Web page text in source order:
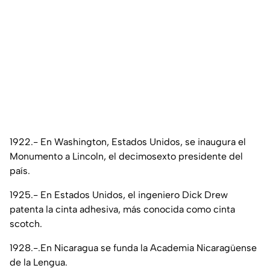
1922.- En Washington, Estados Unidos, se inaugura el
Monumento a Lincoln, el decimosexto presidente del
país.
1925.- En Estados Unidos, el ingeniero Dick Drew
patenta la cinta adhesiva, más conocida como cinta
scotch.
1928.-.En Nicaragua se funda la Academia Nicaragüense
de la Lengua.